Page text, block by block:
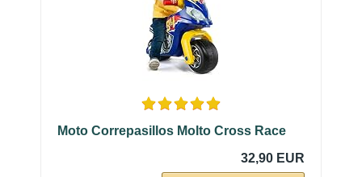
Moto Correpasillos Molto Cross Race
32,90 EUR